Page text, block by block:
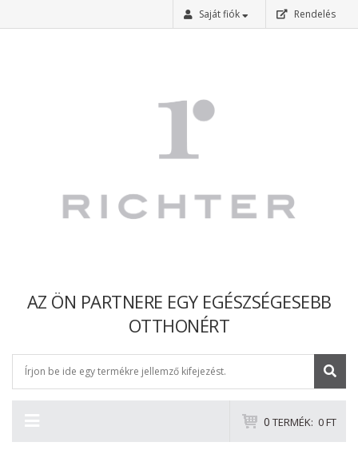
Saját fiók Rendelés
AZ ÖN PARTNERE EGY EGÉSZSÉGESEBB
OTTHONÉRT
0 TERMÉK: 0 FT